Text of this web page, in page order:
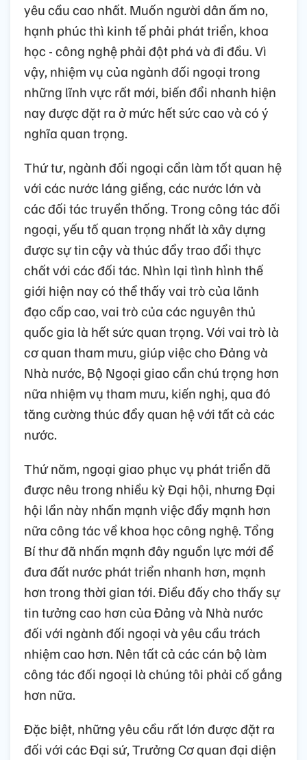
yêu cầu cao nhất. Muốn người dân ấm no,
hạnh phúc thì kinh tế phải phát triển, khoa
học - công nghệ phải đột phá và đi đầu. Vì
vậy, nhiệm vụ của ngành đối ngoại trong
những lĩnh vực rất mới, biến đổi nhanh hiện
nay được đặt ra ở mức hết sức cao và có ý
nghĩa quan trọng.
Thứ tư, ngành đối ngoại cần làm tốt quan hệ
với các nước láng giềng, các nước lớn và
các đối tác truyền thống. Trong công tác đối
ngoại, yếu tố quan trọng nhất là xây dựng
được sự tin cậy và thúc đẩy trao đổi thực
chất với các đối tác. Nhìn lại tình hình thế
giới hiện nay có thể thấy vai trò của lãnh
đạo cấp cao, vai trò của các nguyên thủ
quốc gia là hết sức quan trọng. Với vai trò là
cơ quan tham mưu, giúp việc cho Đảng và
Nhà nước, Bộ Ngoại giao cần chú trọng hơn
nữa nhiệm vụ tham mưu, kiến nghị, qua đó
tăng cường thúc đẩy quan hệ với tất cả các
nước.
Thứ năm, ngoại giao phục vụ phát triển đã
được nêu trong nhiều kỳ Đại hội, nhưng Đại
hội lần này nhấn mạnh việc đẩy mạnh hơn
nữa công tác về khoa học công nghệ. Tổng
Bí thư đã nhấn mạnh đây nguồn lực mới để
đưa đất nước phát triển nhanh hơn, mạnh
hơn trong thời gian tới. Điều đấy cho thấy sự
tin tưởng cao hơn của Đảng và Nhà nước
đối với ngành đối ngoại và yêu cầu trách
nhiệm cao hơn. Nên tất cả các cán bộ làm
công tác đối ngoại là chúng tôi phải cố gắng
hơn nữa.
Đặc biệt, những yêu cầu rất lớn được đặt ra
đối với các Đại sứ, Trưởng Cơ quan đại diện